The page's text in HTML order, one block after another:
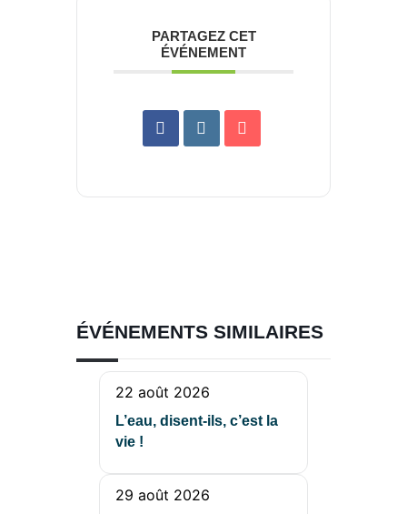
PARTAGEZ CET
ÉVÉNEMENT
ÉVÉNEMENTS SIMILAIRES
22 août 2026
L’eau, disent-ils, c’est la
vie !
29 août 2026